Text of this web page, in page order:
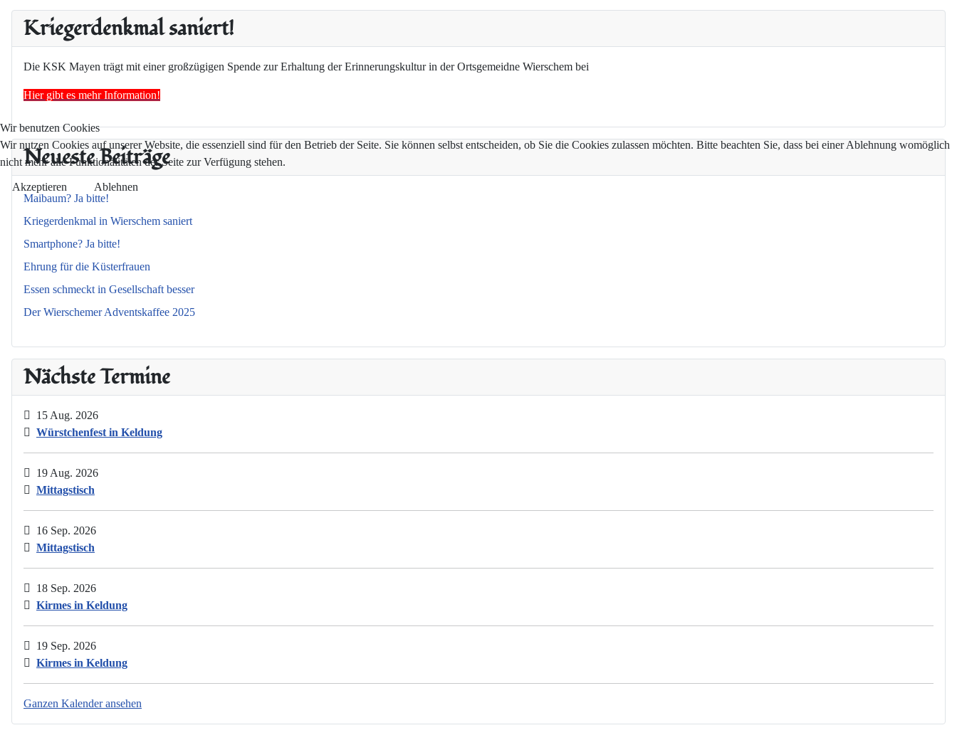
Kriegerdenkmal saniert!
Die KSK Mayen trägt mit einer großzügigen Spende zur Erhaltung der Erinnerungskultur in der Ortsgemeidne Wierschem bei
Hier gibt es mehr Information!
Neueste Beiträge
Maibaum? Ja bitte!
Kriegerdenkmal in Wierschem saniert
Smartphone? Ja bitte!
Ehrung für die Küsterfrauen
Essen schmeckt in Gesellschaft besser
Der Wierschemer Adventskaffee 2025
Nächste Termine
15 Aug. 2026
Würstchenfest in Keldung
19 Aug. 2026
Mittagstisch
16 Sep. 2026
Mittagstisch
18 Sep. 2026
Kirmes in Keldung
19 Sep. 2026
Kirmes in Keldung
Ganzen Kalender ansehen
Wir benutzen Cookies
Wir nutzen Cookies auf unserer Website, die essenziell sind für den Betrieb der Seite. Sie können selbst entscheiden, ob Sie die Cookies zulassen möchten. Bitte beachten Sie, dass bei einer Ablehnung womöglich
nicht mehr alle Funktionalitäten der Seite zur Verfügung stehen.
Akzeptieren Ablehnen